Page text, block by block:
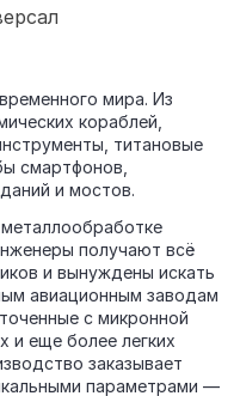
мира. Из
кораблей,
титановые
смартфонов,
и мостов.
получают всё
и вынуждены искать
авиационным заводам
с микронной
и еще более легких
заказывает
параметрами —